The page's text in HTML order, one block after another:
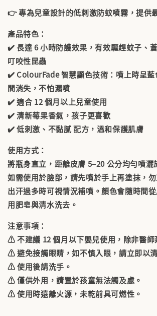
👉 專為兒童設計的低刺激防蚊噴霧，提供
產品特色：
✔️ 長達 6 小時防護效果，有效驅趕蚊子、
叮咬性昆蟲
✔️ ColourFade 智慧顯色技術 ：噴上時呈
間消失，不怕漏噴
✔️ 適合 12 個月以上兒童使用
✔️ 清新莓果香氣，孩子更喜歡
✔️低刺激、不黏膩配方，溫和保護肌膚
使用方式：
將瓶身直立，距離皮膚 5–20 公分均勻噴灑
如需使用於臉部，請先噴於手上再塗抹，
出汗過多時可視情況補噴。顏色會隨時間
用肥皂與清水洗去。
注意事項：
⚠️ 不建議 12 個月以下嬰兒使用，除非醫師
⚠️ 避免接觸眼睛，如不慎入眼，請立即以
⚠️ 使用後請洗手。
⚠️ 僅供外用，請置於孩童無法觸及處。
⚠️ 使用時遠離火源，未乾前具可燃性。